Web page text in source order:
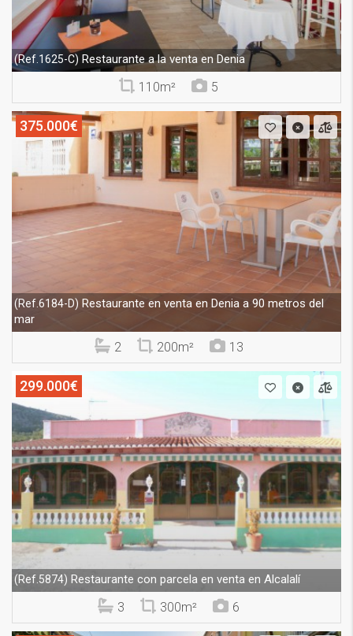
(Ref.1625-C) Restaurante a la venta en Denia
110m² 5
375.000€
(Ref.6184-D) Restaurante en venta en Denia a 90 metros del
mar
2 200m² 13
299.000€
(Ref.5874) Restaurante con parcela en venta en Alcalalí
3 300m² 6